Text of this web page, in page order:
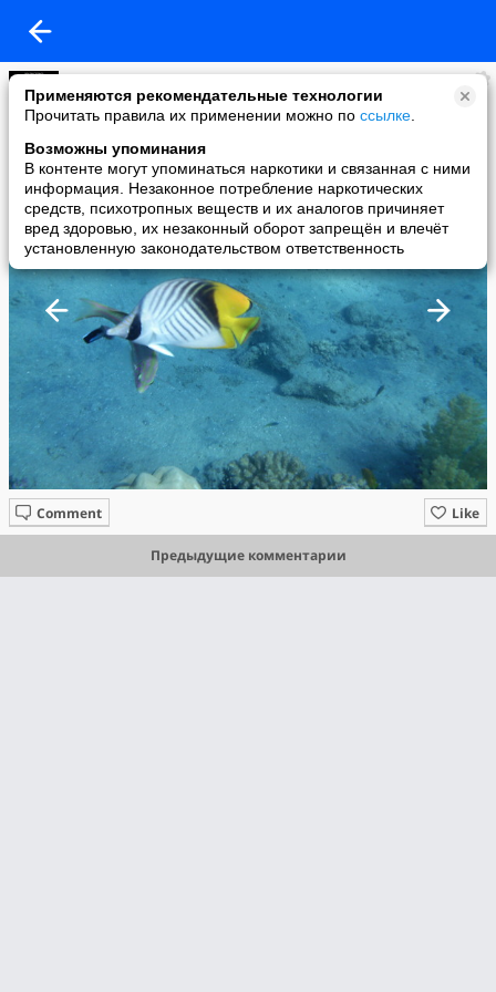
Применяются рекомендательные технологии
Прочитать правила их применении можно по ссылке
Возможны упоминания
В контенте могут упоминаться наркотики и связанная с ними
информация. Незаконное потребление наркотических
средств, психотропных веществ и их аналогов причиняет
вред здоровью, их незаконный оборот запрещён и влечёт
установленную законодательством ответственность
GOOIN
added a photo
31 Oct в 20:32
Like
Comment
Предыдущие комментарии